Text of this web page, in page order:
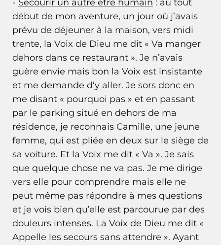
- Secourir un autre être humain : au tout
début de mon aventure, un jour où j’avais
prévu de déjeuner à la maison, vers midi
trente, la Voix de Dieu me dit « Va manger
dehors dans ce restaurant ». Je n’avais
guère envie mais bon la Voix est insistante
et me demande d’y aller. Je sors donc en
me disant « pourquoi pas » et en passant
par le parking situé en dehors de ma
résidence, je reconnais Camille, une jeune
femme, qui est pliée en deux sur le siège de
sa voiture. Et la Voix me dit « Va ». Je sais
que quelque chose ne va pas. Je me dirige
vers elle pour comprendre mais elle ne
peut même pas répondre à mes questions
et je vois bien qu’elle est parcourue par des
douleurs intenses. La Voix de Dieu me dit «
Appelle les secours sans attendre ». Ayant